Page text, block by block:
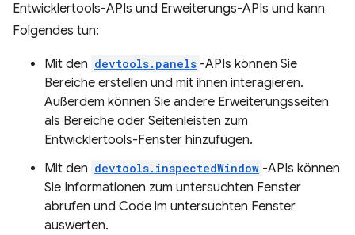
Entwicklertools-APIs und Erweiterungs-APIs und kann
Folgendes tun:
Mit den devtools.panels -APIs können Sie
Bereiche erstellen und mit ihnen interagieren.
Außerdem können Sie andere Erweiterungsseiten
als Bereiche oder Seitenleisten zum
Entwicklertools-Fenster hinzufügen.
Mit den devtools.inspectedWindow -APIs können
Sie Informationen zum untersuchten Fenster
abrufen und Code im untersuchten Fenster
auswerten.